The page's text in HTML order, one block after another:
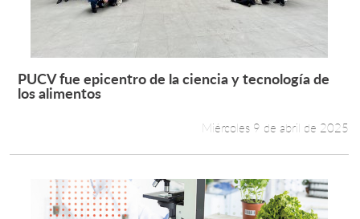
Leer más +
PUCV fue epicentro de la ciencia y tecnología de
los alimentos
Miércoles 9 de abril de 2025